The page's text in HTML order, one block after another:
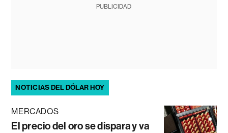
PUBLICIDAD
NOTICIAS DEL DÓLAR HOY
MERCADOS
El precio del oro se dispara y va